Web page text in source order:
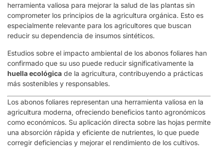
herramienta valiosa para mejorar la salud de las plantas sin
comprometer los principios de la agricultura orgánica. Esto es
especialmente relevante para los agricultores que buscan
reducir su dependencia de insumos sintéticos.
Estudios sobre el impacto ambiental de los abonos foliares han
confirmado que su uso puede reducir significativamente la
huella ecológica de la agricultura, contribuyendo a prácticas
más sostenibles y responsables.
Los abonos foliares representan una herramienta valiosa en la
agricultura moderna, ofreciendo beneficios tanto agronómicos
como económicos. Su aplicación directa sobre las hojas permite
una absorción rápida y eficiente de nutrientes, lo que puede
corregir deficiencias y mejorar el rendimiento de los cultivos.